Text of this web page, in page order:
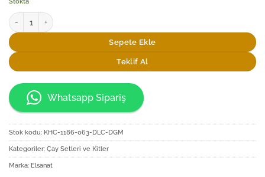
Elsanat Seljukian D1 Çay Seti adet
Sepete Ekle
Teklif Al
Whatsapp Sipariş
Stok kodu: KHC-1186-063-DLC-DGM
Kategoriler: Çay Setleri ve Kitler
Marka: Elsanat